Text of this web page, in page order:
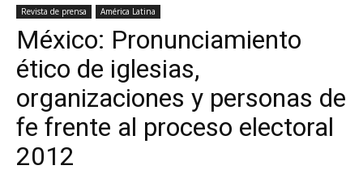
Revista de prensa América Latina
México: Pronunciamiento
ético de iglesias,
organizaciones y personas de
fe frente al proceso electoral
2012